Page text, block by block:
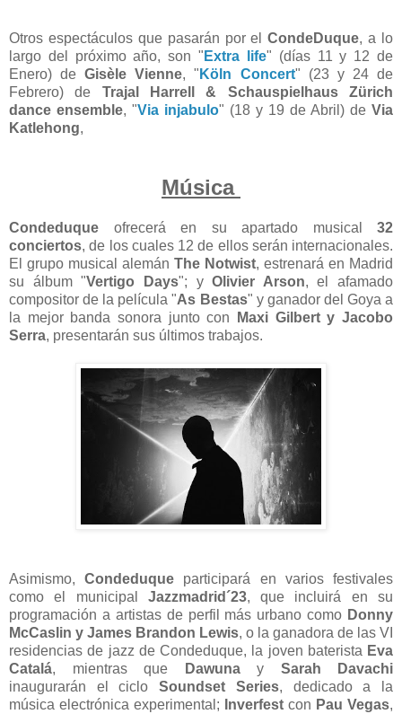
Otros espectáculos que pasarán por elCondeDuque, a lo
largo del próximo año, son " Extra life" (días 11 y 12 de
Enero) deGisèle Vienne, " Köln Concert" (23 y 24 de
Febrero) de Trajal Harrell & Schauspielhaus Zürich
dance ensemble, "Via injabulo" (18 y 19 de Abril) de Via
Katlehong,
Música
Condeduque ofrecerá en su apartado musical 32
conciertos, de los cuales 12 de ellos serán internacionales.
El grupo musical alemán The Notwist, estrenará en Madrid
su álbum "Vertigo Days"; yOlivier Arson, el afamado
compositor de la película "As Bestas" y ganador del Goya a
la mejor banda sonora junto con
Maxi Gilbert y Jacobo
Serra, presentarán sus últimos trabajos.
Asimismo,Condeduque participará en varios festivales
como el municipal Jazzmadrid´23, que incluirá en su
programación a artistas de perfil más urbano como Donny
McCaslin y James Brandon Lewis, o la ganadora de las VI
residencias de jazz de Condeduque, la joven baterista Eva
Catalá, mientras que Dawunay Sarah Davachi
inaugurarán el cicloSoundset Series, dedicado a la
música electrónica experimental;
Inverfest con Pau Vegas,